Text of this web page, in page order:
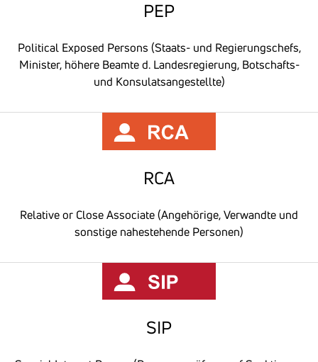
PEP
Political Exposed Persons (Staats- und Regierungschefs,
Minister, höhere Beamte d. Landesregierung, Botschafts-
und Konsulatsangestellte)
RCA
Relative or Close Associate (Angehörige, Verwandte und
sonstige nahestehende Personen)
SIP